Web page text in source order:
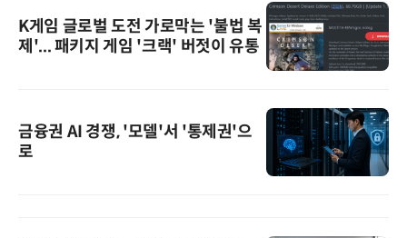
K게임 글로벌 도전 가로막는 '불법 복
제'... 패키지 게임 '크랙' 버젓이 유통
금융권 AI 경쟁, '모델'서 '통제권'으
로